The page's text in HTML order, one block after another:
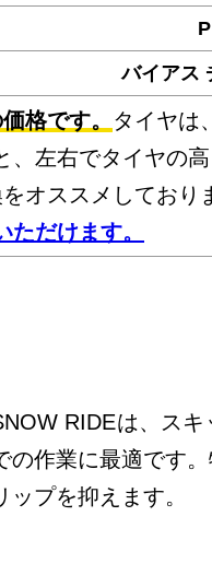
バイアス
格です。 タイヤは
、左右でタイヤの
オススメしており
だけます。
RIDEは、ス
の作業に最適です
ップを抑えます。